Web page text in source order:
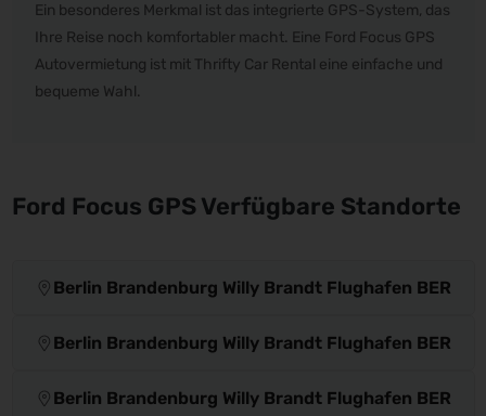
Ein besonderes Merkmal ist das integrierte GPS-System, das
Ihre Reise noch komfortabler macht. Eine Ford Focus GPS
Autovermietung ist mit Thrifty Car Rental eine einfache und
bequeme Wahl.
Ford Focus GPS Verfügbare Standorte
Berlin Brandenburg Willy Brandt Flughafen BER
Berlin Brandenburg Willy Brandt Flughafen BER
Berlin Brandenburg Willy Brandt Flughafen BER